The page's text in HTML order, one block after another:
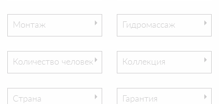
Монтаж Гидромассаж
Количество человек Коллекция
Страна
Гарантия